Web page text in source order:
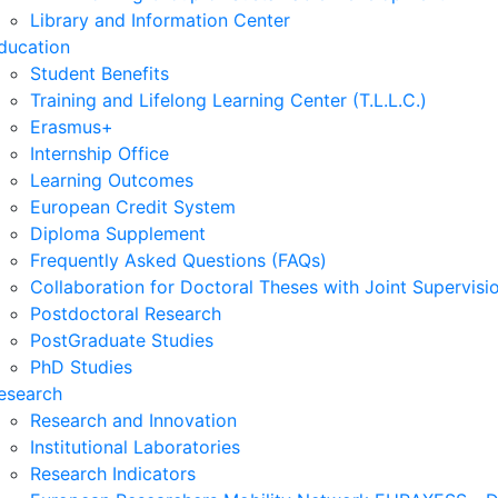
Library and Information Center
Student Benefits
Training and Lifelong Learning Center (T.L.L.C.)
Erasmus+
Internship Office
Learning Outcomes
European Credit System
Diploma Supplement
Frequently Asked Questions (FAQs)
Collaboration for Doctoral Theses with Joint
Postdoctoral Research
PostGraduate Studies
PhD Studies
Research and Innovation
Institutional Laboratories
Research Indicators